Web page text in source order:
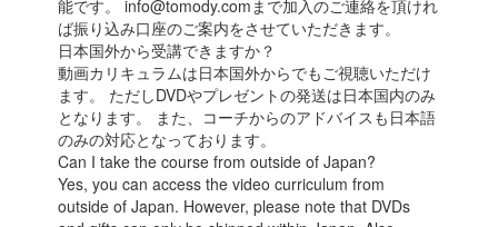
能です。 info@tomody.comまで加入のご連絡を頂けれ
ば振り込み口座のご案内をさせていただきます。
日本国外から受講できますか？
動画カリキュラムは日本国外からでもご視聴いただけ
ます。 ただしDVDやプレゼントの発送は日本国内のみ
となります。 また、コーチからのアドバイスも日本語
のみの対応となっております。
Can I take the course from outside of Japan?
Yes, you can access the video curriculum from
outside of Japan. However, please note that DVDs